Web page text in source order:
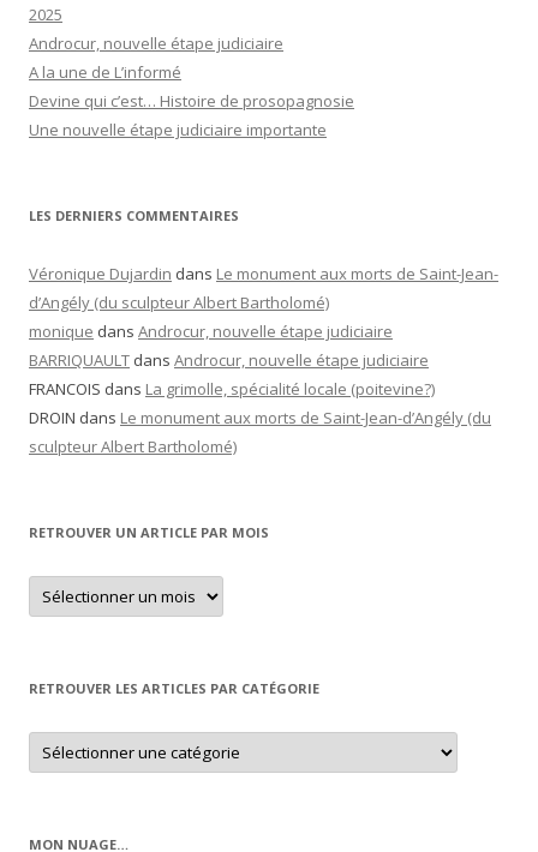
2025
Androcur, nouvelle étape judiciaire
A la une de L’informé
Devine qui c’est… Histoire de prosopagnosie
Une nouvelle étape judiciaire importante
LES DERNIERS COMMENTAIRES
Véronique Dujardin dans Le monument aux morts de Saint-Jean-
d’Angély (du sculpteur Albert Bartholomé)
monique dans Androcur, nouvelle étape judiciaire
BARRIQUAULT dans Androcur, nouvelle étape judiciaire
FRANCOIS dans La grimolle, spécialité locale (poitevine?)
DROIN dans Le monument aux morts de Saint-Jean-d’Angély (du
sculpteur Albert Bartholomé)
RETROUVER UN ARTICLE PAR MOIS
Retrouver
un
article
RETROUVER LES ARTICLES PAR CATÉGORIE
Retrouver
les
articles
MON NUAGE…